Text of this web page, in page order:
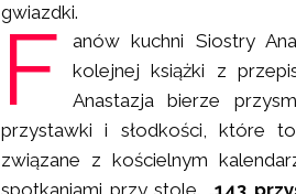
gwiazdki.
F
anów kuchni Siostry
kolejnej książki z
Anastazja bierze
przystawki i słodkości, które
związane z kościelnym
spotkaniami przy stole. „143